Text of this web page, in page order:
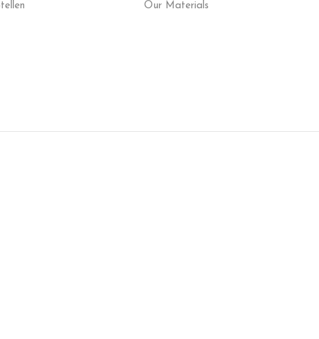
Our Materials